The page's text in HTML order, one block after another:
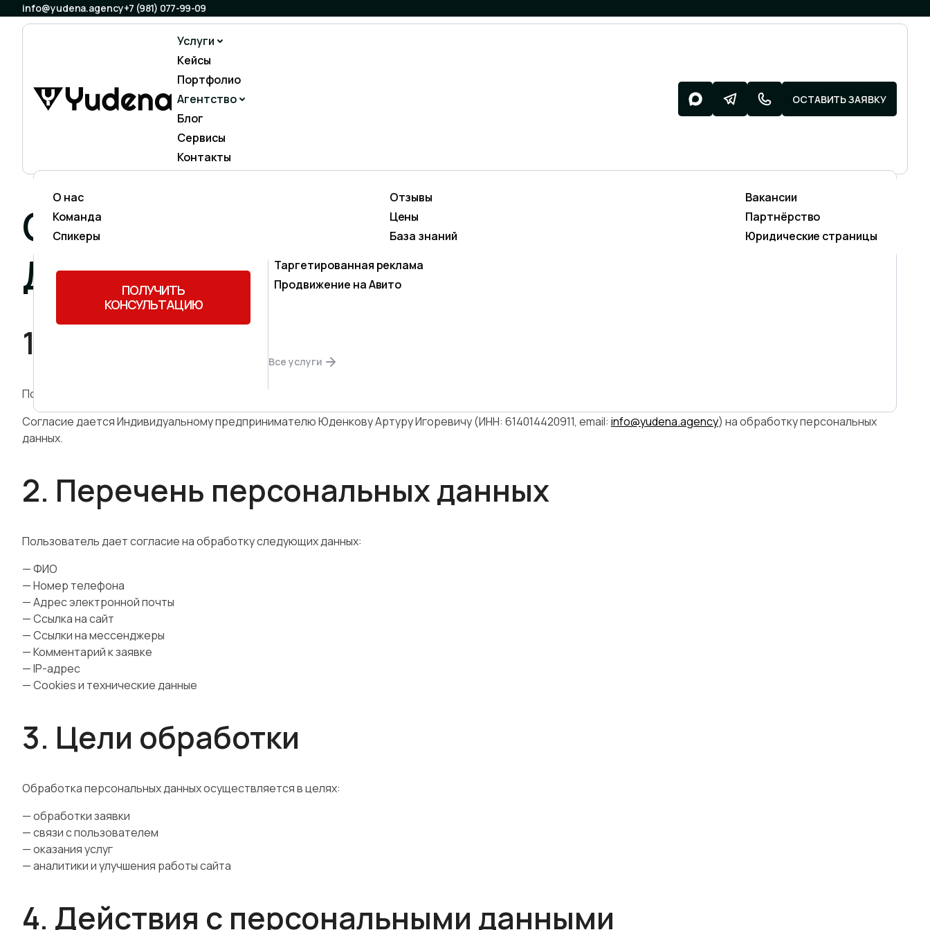
info@yudena.agency+7 (981) 077-99-09
Услуги
Не значете что выбрать ?
Оставьте заявку и наш менеджер
подберёт для Вас наиболее
ПОЛУЧИТЬ
КОНСУЛЬТАЦИЮ
Таргетированная реклама
Продвижение на Авито
Разработка поддержка
Разработка сайтов
Техническая поддержка сайтов
Все услуги
Кейсы
Портфолио
Агентство
О нас
Команда
Спикеры
Отзывы
Цены
База знаний
Вакансии
Партнёрство
Юридические страницы
Блог
Сервисы
Контакты
ОСТАВИТЬ ЗАЯВКУ
СОГЛАСИЕ НА ОБРАБОТКУ ПЕРСОНАЛЬНЫХ
ДАННЫХ
1. Общие положения
Пользователь, оставляя заявку на сайте yudena.agency, принимает настоящее Согласие на обработку персональных данных (далее — Согласие).
Согласие дается Индивидуальному предпринимателю Юденкову Артуру Игоревичу (ИНН: 614014420911, email: info@yudena.agency) на обработку персональных
данных.
2. Перечень персональных данных
Пользователь дает согласие на обработку следующих данных:
— ФИО
— Номер телефона
— Адрес электронной почты
— Ссылка на сайт
— Ссылки на мессенджеры
— Комментарий к заявке
— IP-адрес
— Cookies и технические данные
3. Цели обработки
Обработка персональных данных осуществляется в целях:
— обработки заявки
— связи с пользователем
— оказания услуг
— аналитики и улучшения работы сайта
4. Действия с персональными данными